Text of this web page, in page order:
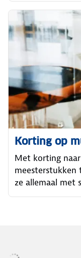
Korting op
Met korting
ze allemaal met